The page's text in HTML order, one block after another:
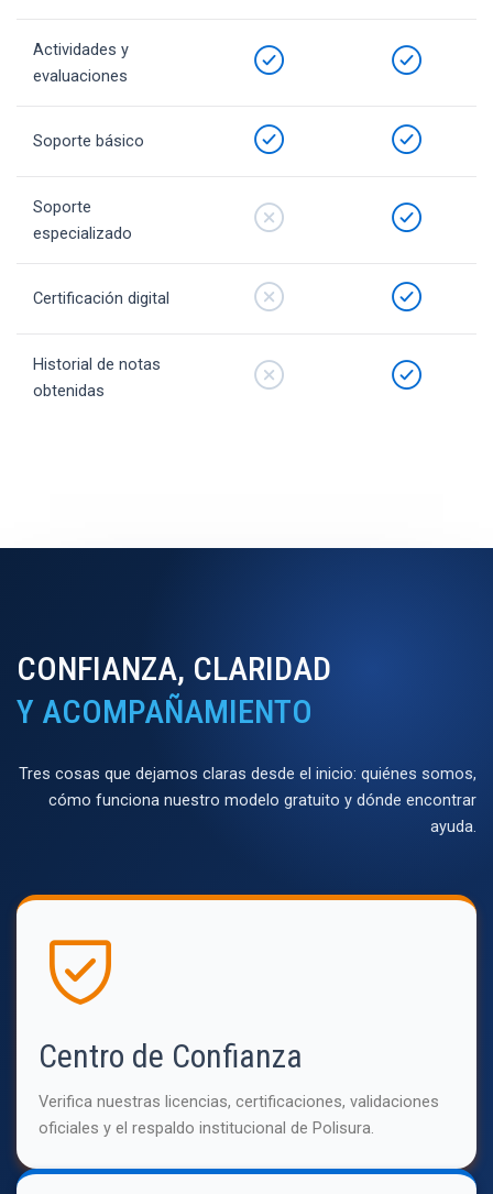
Actividades y
evaluaciones
Soporte básico
Soporte
especializado
Certificación digital
Historial de notas
obtenidas
CONFIANZA, CLARIDAD
Y ACOMPAÑAMIENTO
Tres cosas que dejamos claras desde el inicio: quiénes somos,
cómo funciona nuestro modelo gratuito y dónde encontrar
ayuda.
Centro de Confianza
Verifica nuestras licencias, certificaciones, validaciones
oficiales y el respaldo institucional de Polisura.